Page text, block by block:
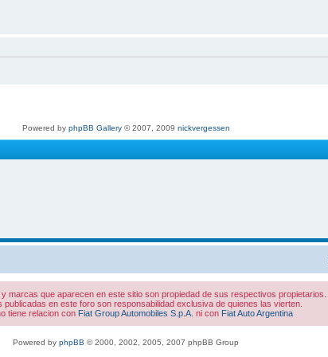
Powered by phpBB Gallery© 2007, 2009 nickvergessen
marcas que aparecen en este sitio son propiedad de sus respectivos propietarios.
publicadas en este foro son responsabilidad exclusiva de quienes las vierten.
tiene relacion con Fiat Group Automobiles S.p.A. ni con Fiat Auto Argentina
Powered by phpBB © 2000, 2002, 2005, 2007 phpBB Group